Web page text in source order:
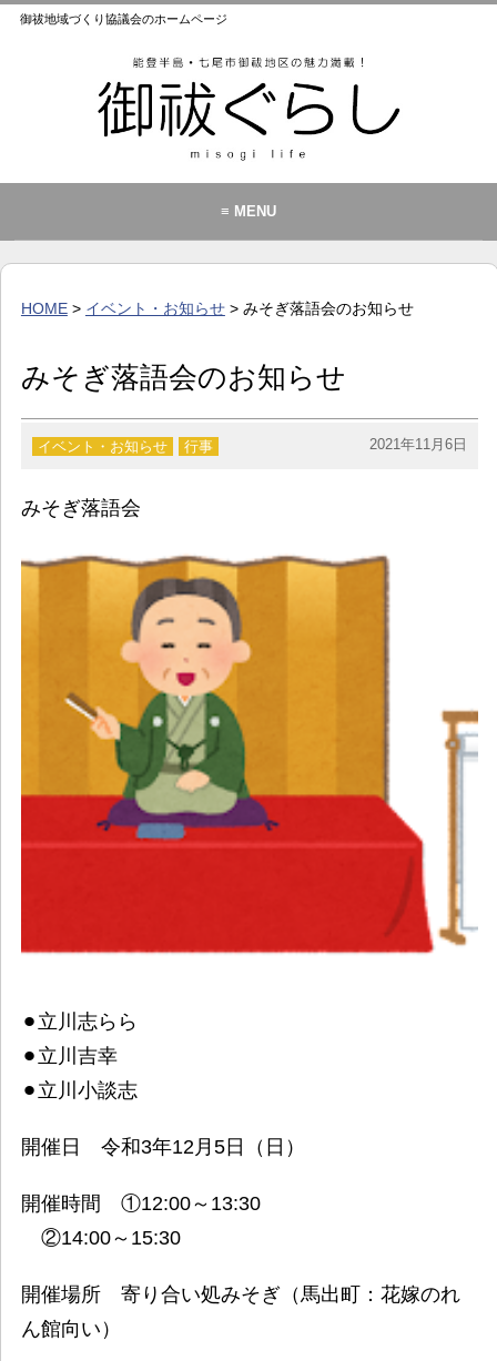
御祓地域づくり協議会のホームページ
≡ MENU
カレンダー
歴史・文化・景観
HOME> イベント・お知らせ> みそぎ落語会のお知らせ
みそぎ落語会のお知らせ
イベント・お知らせ 行事 2021年11月6日
みそぎ落語会
⚫︎立川志らら
⚫︎立川吉幸
⚫︎立川小談志
開催日 令和3年12月5日（日）
開催時間 ①12:00～13:30
②14:00～15:30
開催場所 寄り合い処みそぎ（馬出町：花嫁のれ
ん館向い）